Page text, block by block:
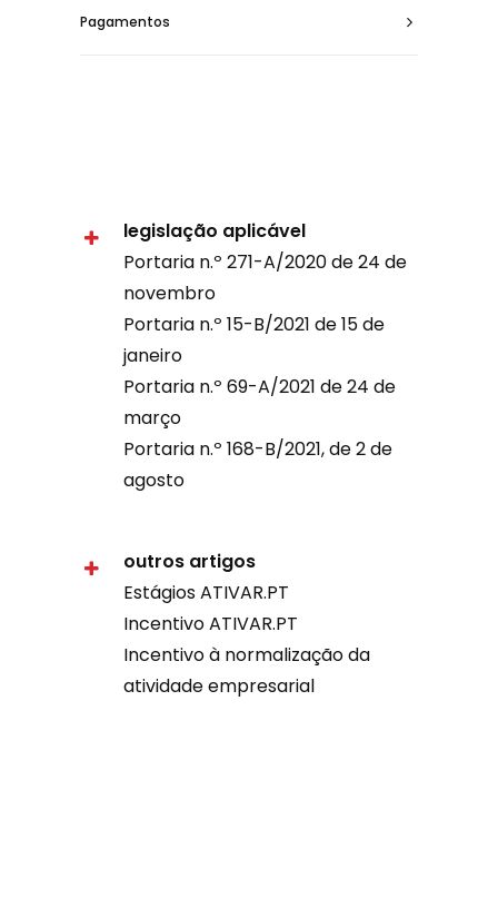
Pagamentos
legislação aplicável
Portaria n.º 271-A/2020 de 24 de
novembro
Portaria n.º 15-B/2021 de 15 de
janeiro
Portaria n.º 69-A/2021 de 24 de
março
Portaria n.º 168-B/2021, de 2 de
agosto
outros artigos
Estágios ATIVAR.PT
Incentivo ATIVAR.PT
Incentivo à normalização da
atividade empresarial